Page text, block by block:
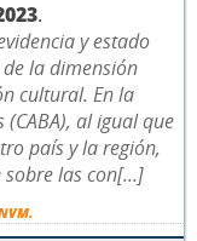
.
y estado
la dimensión
cultural. En la
al igual que
país y la región,
las con[...]